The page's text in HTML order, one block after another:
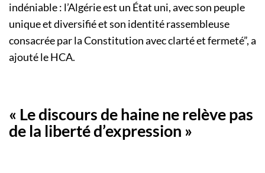
indéniable : l’Algérie est un État uni, avec son peuple
unique et diversifié et son identité rassembleuse
consacrée par la Constitution avec clarté et fermeté”, a
ajouté le HCA.
« Le discours de haine ne relève pas
de la liberté d’expression »